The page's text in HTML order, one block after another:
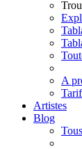
A
Artistes
Blog